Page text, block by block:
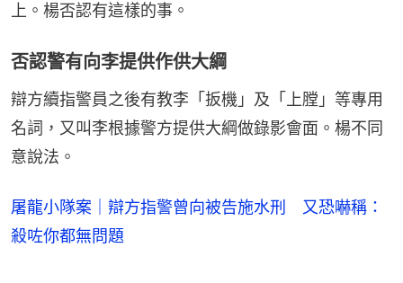
上。楊否認有這樣的事。
否認警有向李提供作供大綱
辯方續指警員之後有教李「扳機」及「上膛」等專用
名詞，又叫李根據警方提供大綱做錄影會面。楊不同
意說法。
屠龍小隊案｜辯方指警曾向被告施水刑 又恐嚇稱：
殺咗你都無問題